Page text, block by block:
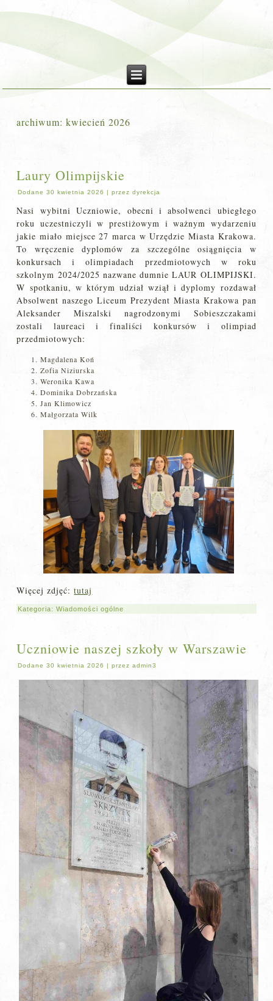
archiwum:kwiecień 2026
Laury Olimpijskie
Dodane 30 kwietnia 2026 |przez dyrekcja
Nasi wybitni Uczniowie, obecni i absolwenci ubiegłego
roku uczestniczyli w prestiżowym i ważnym wydarzeniu
jakie miało miejsce 27 marca w Urzędzie Miasta Krakowa.
To wręczenie dyplomów za szczególne osiągnięcia w
konkursach i olimpiadach przedmiotowych w roku
szkolnym 2024/2025 nazwane dumnie LAUR OLIMPIJSKI.
W spotkaniu, w którym udział wziął i dyplomy rozdawał
Absolwent naszego Liceum Prezydent Miasta Krakowa pan
Aleksander Miszalski nagrodzonymi Sobieszczakami
zostali laureaci i finaliści konkursów i olimpiad
przedmiotowych:
Magdalena Koń
Zofia Niziurska
Weronika Kawa
Dominika Dobrzańska
Jan Klimowicz
Małgorzata Wilk
Więcej zdjęć:tutaj
Kategoria:Wiadomości ogólne
Uczniowie naszej szkoły w Warszawie
Dodane 30 kwietnia 2026 |przez admin3